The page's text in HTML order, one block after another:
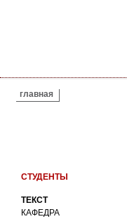
ВЫ ЗДЕСЬ
главная
СТУДЕНТЫ
ТЕКСТ
КАФЕДРА